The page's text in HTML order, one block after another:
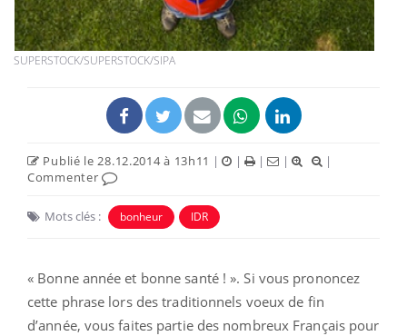
SUPERSTOCK/SUPERSTOCK/SIPA
Publié le 28.12.2014 à 13h11 | | | |
|
Commenter
Mots clés : bonheur IDR
« Bonne année et bonne santé ! ». Si vous prononcez
cette phrase lors des traditionnels voeux de fin
d’année, vous faites partie des nombreux Français pour